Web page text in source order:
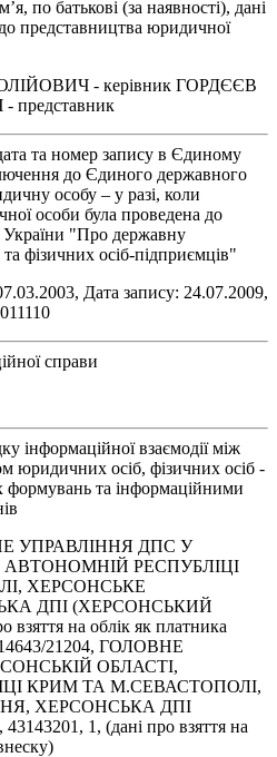
по батькові (за наявності), дані
представництва юридичної
- керівник ГОРДЄЄВ
та номер запису в Єдиному
до Єдиного державного
особу – у разі, коли
особи була проведена до
України "Про державну
фізичних осіб-підприємців"
Дата запису: 24.07.2009,
справи
інформаційної взаємодії між
юридичних осіб, фізичних осіб -
формувань та інформаційними
УПРАВЛІННЯ ДПС У
АВТОНОМНІЙ РЕСПУБЛІЦІ
ХЕРСОНСЬКЕ
ДПІ (ХЕРСОНСЬКИЙ
на облік як платника
21204, ГОЛОВНЕ
ОБЛАСТІ,
КРИМ ТА М.СЕВАСТОПОЛІ,
ХЕРСОНСЬКА ДПІ
1, (дані про взяття на